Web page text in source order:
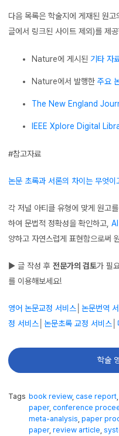
다음 목록은 학술지에 게재된 원
글에서 링크된 사이트 제외)를 제
Nature에 게시된 기타 자
Nature에서 발행한 주요
The New England
IEEE Xplore Digital
#참고자료
논문 초록과 서론의 차이는 무엇
각 저널 아티클 유형에 맞게 원고
하여 문법적 정확성을 확인하고,
양하고 자연스럽게 표현함으로써
▶ 글 작성 후 전문가의 검토가 필
를 이용해보세요!
영어 논문교정 서비스 논문번역
정 서비스
논문초록 교정 서비스
학술
Tags book review, case report
paper, conference
meta-analysis paper
paper, review article